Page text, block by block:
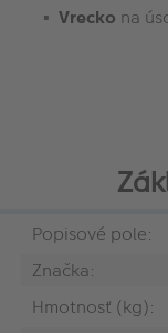
Vrecko na
Popisové pole:
Značka:
Hmotnosť (kg):